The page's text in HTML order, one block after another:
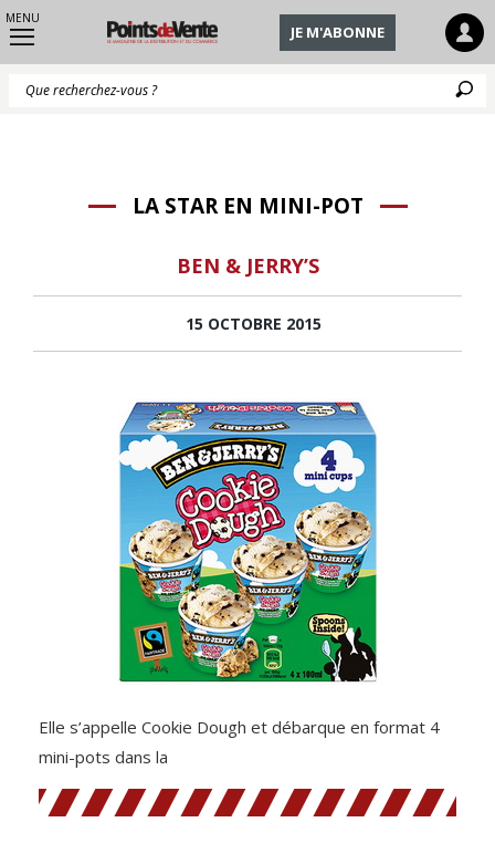
MENU
JE M'ABONNE
LA STAR EN MINI-POT
BEN & JERRY’S
15 OCTOBRE 2015
Elle s’appelle Cookie Dough et débarque en format 4
mini-pots dans la